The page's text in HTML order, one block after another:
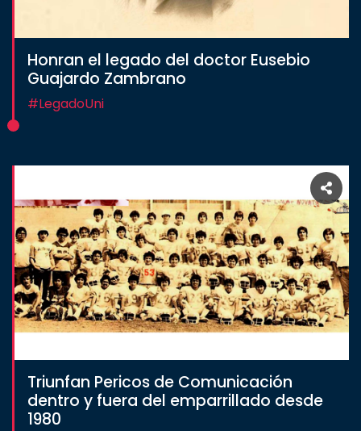
Honran el legado del doctor Eusebio
Guajardo Zambrano
#LegadoUni
Triunfan Pericos de Comunicación
dentro y fuera del emparrillado desde
1980